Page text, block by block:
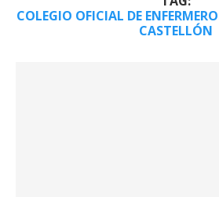
COLEGIO OFICIAL DE
CASTELLÓN